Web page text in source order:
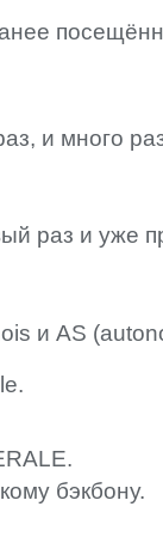
и много
раз и уже
и AS
.
бэкбону.